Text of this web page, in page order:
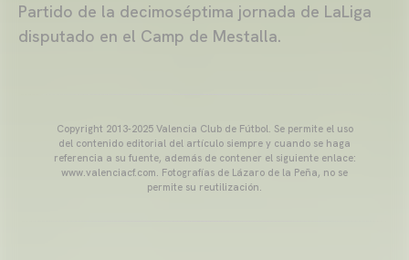
Partido de la decimoséptima jornada de LaLiga
disputado en el Camp de Mestalla.
Copyright 2013-2025 Valencia Club de Fútbol. Se permite el uso
del contenido editorial del artículo siempre y cuando se haga
referencia a su fuente, además de contener el siguiente enlace:
www.valenciacf.com. Fotografías de Lázaro de la Peña, no se
permite su reutilización.